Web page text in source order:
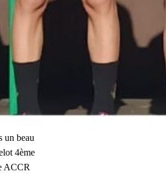
un beau
4ème
ACCR